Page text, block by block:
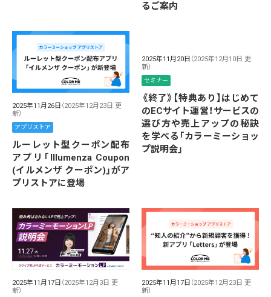
るご案内
2025年11月26日 （2025年12月23日 更
新）
アプリストア
ルーレット型クーポン配布
アプリ「Illumenza Coupon
(イルメンザ クーポン)」がア
プリストアに登場
2025年11月20日 （2025年12月10日 更
新）
セミナー
《終了》【特典あり】はじめて
のECサイト運営！サービスの
選び方や売上アップの秘訣
を学べる「カラーミーショッ
プ説明会」
2025年11月17日 （2025年12月3日 更
新）
2025年11月17日 （2025年12月23日 更
新）